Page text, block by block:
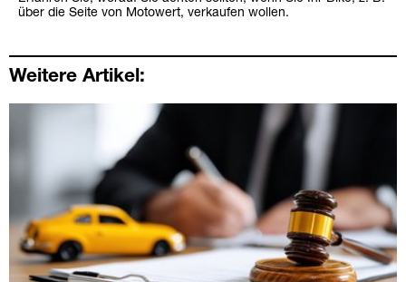
über die Seite von Motowert, verkaufen wollen.
Weitere Artikel: